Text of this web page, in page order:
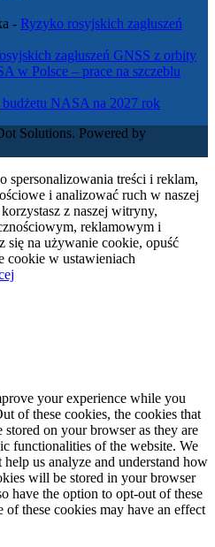
- Ryzyko rosyjskich zagłuszeń
zagłuszeń GNSS z orbity
w Polsce – prace na szczeblu
budżetu NASA na 2027 rok
Solutions. Powered by
treści i reklam,
i analizować ruch w naszej
z naszej witryny,
reklamowym i
się na używanie cookie, opuść
cookie w ustawieniach
your experience while you
of these cookies, the cookies that
stored on your browser as they are
functionalities of the website. We
us analyze and understand how
will be stored in your browser
have the option to opt-out of these
these cookies may have an effect